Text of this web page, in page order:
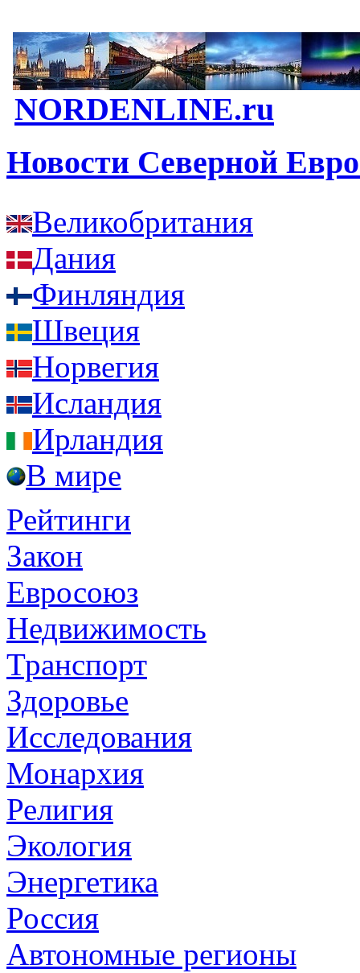
NORDENLINE.ru
Новости Северной
Великобритания
Дания
Финляндия
Швеция
Норвегия
Исландия
Ирландия
В мире
Рейтинги
Закон
Евросоюз
Недвижимость
Транспорт
Здоровье
Исследования
Монархия
Религия
Экология
Энергетика
Россия
Автономные регионы